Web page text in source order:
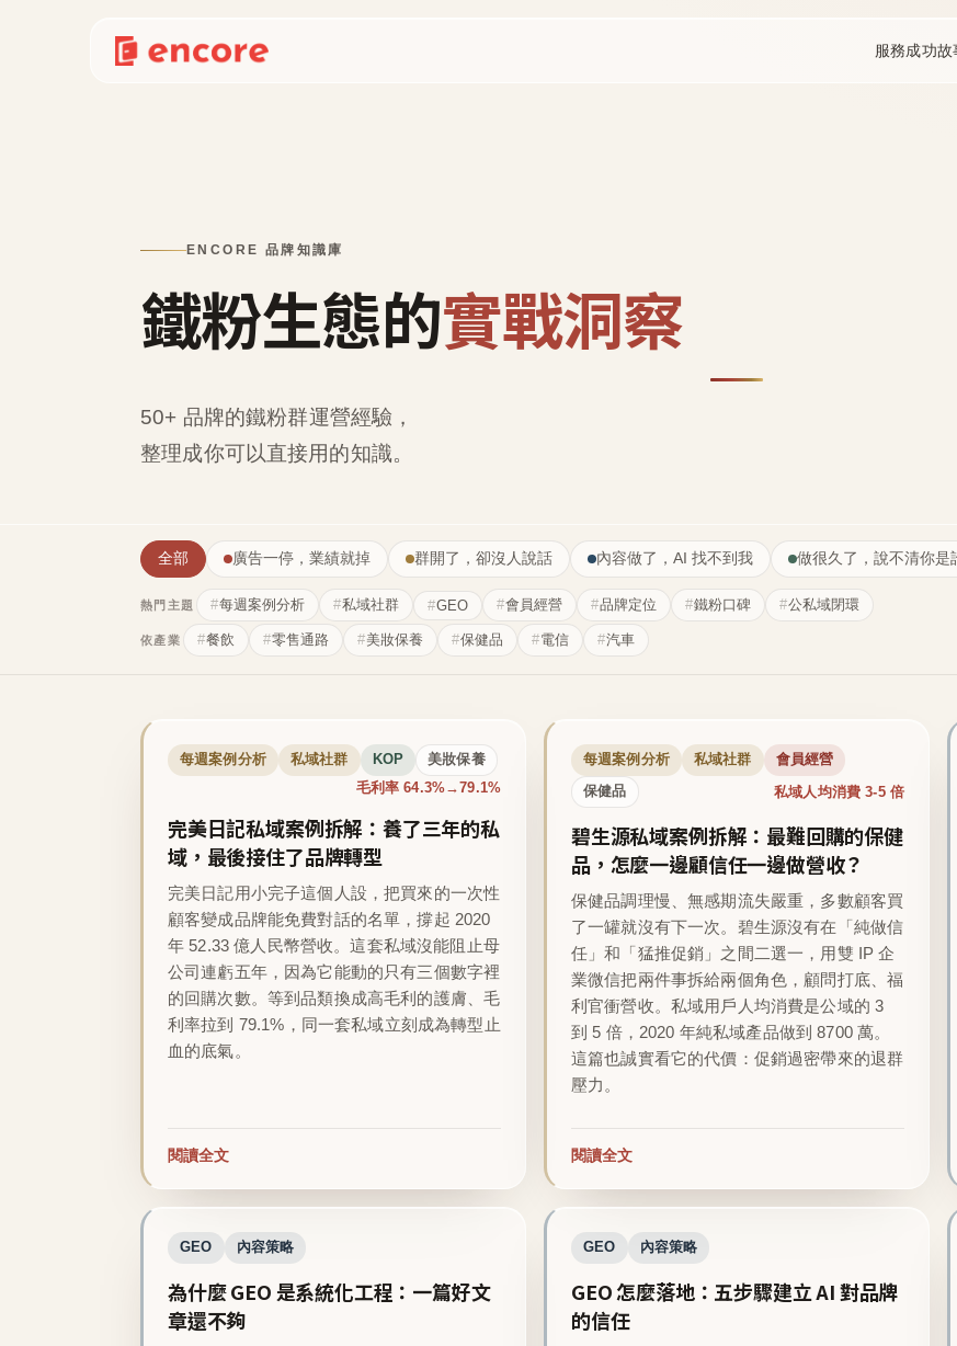
服務成功故
ENCORE 品牌知識庫
鐵粉生態的實戰洞察
50+ 品牌的鐵粉群運營經驗，
整理成你可以直接用的知識。
全部 廣告一停，業績就掉 群開了，卻沒人說話 內容做了，AI 找不到我 做很久了，說不清你是
熱門主題 每週案例分析 私域社群 GEO 會員經營 品牌定位 鐵粉口碑 公私域閉環
依產業 餐飲 零售通路 美妝保養 保健品 電信 汽車
每週案例分析 私域社群 KOP 美妝保養
毛利率 64.3%→79.1%
完美日記私域案例拆解：養了三年的私
域，最後接住了品牌轉型
完美日記用小完子這個人設，把買來的一次性
顧客變成品牌能免費對話的名單，撐起 2020
年 52.33 億人民幣營收。這套私域沒能阻止母
公司連虧五年，因為它能動的只有三個數字裡
的回購次數。等到品類換成高毛利的護膚、毛
利率拉到 79.1%，同一套私域立刻成為轉型止
血的底氣。
閱讀全文
每週案例分析 私域社群 會員經營
保健品 私域人均消費 3-5 倍
碧生源私域案例拆解：最難回購的保健
品，怎麼一邊顧信任一邊做營收？
保健品調理慢、無感期流失嚴重，多數顧客買
了一罐就沒有下一次。碧生源沒有在「純做信
任」和「猛推促銷」之間二選一，用雙 IP 企
業微信把兩件事拆給兩個角色，顧問打底、福
利官衝營收。私域用戶人均消費是公域的 3
到 5 倍，2020 年純私域產品做到 8700 萬。
這篇也誠實看它的代價：促銷過密帶來的退群
壓力。
閱讀全文
GEO 內容策略
為什麼 GEO 是系統化工程：一篇好文
章還不夠
GEO 內容策略
GEO 怎麼落地：五步驟建立 AI 對品牌
的信任